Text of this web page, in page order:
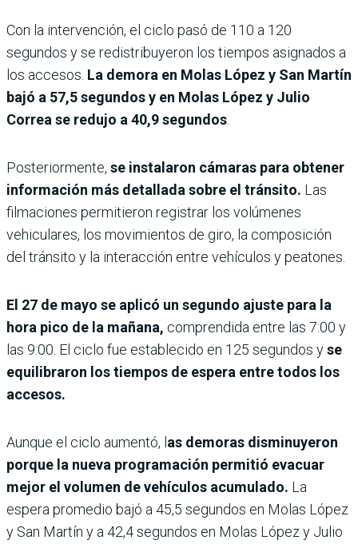
Con la intervención, el ciclo pasó de 110 a 120
segundos y se redistribuyeron los tiempos asignados a
los accesos. La demora en Molas López y San Martín
bajó a 57,5 segundos y en Molas López y Julio
Correa se redujo a 40,9 segundos
Posteriormente, se instalaron cámaras para obtener
información más detallada sobre el tránsito. Las
filmaciones permitieron registrar los volúmenes
vehiculares, los movimientos de giro, la composición
del tránsito y la interacción entre vehículos y peatones.
El 27 de mayo se aplicó un segundo ajuste para la
hora pico de la mañana, comprendida entre las 7:00 y
las 9:00. El ciclo fue establecido en 125 segundos yse
equilibraron los tiempos de espera entre todos los
accesos.
Aunque el ciclo aumentó, las demoras disminuyeron
porque la nueva programación permitió evacuar
mejor el volumen de vehículos acumulado. La
espera promedio bajó a 45,5 segundos en Molas López
y San Martín y a 42,4 segundos en Molas López y Julio